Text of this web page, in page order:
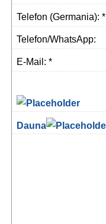
Telefon (Germania): *
Telefon/WhatsApp:
E-Mail: *
Dauna